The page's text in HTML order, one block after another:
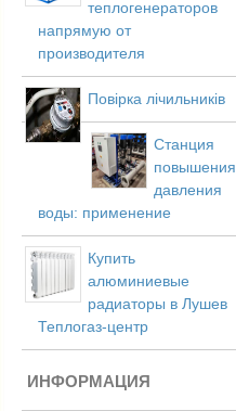
теплогенераторов
напрямую от
производителя
Повірка лічильників
Станция
повышения
давления
воды: применение
Купить
алюминиевые
радиаторы в Лушев
Теплогаз-центр
ИНФОРМАЦИЯ